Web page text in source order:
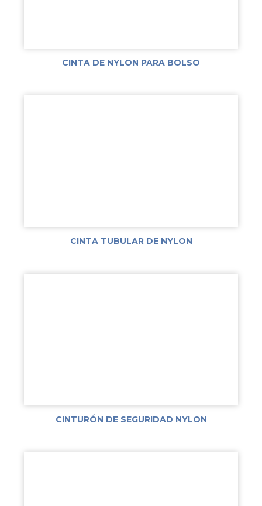
CINTA DE NYLON PARA BOLSO
CINTA TUBULAR DE NYLON
CINTURÓN DE SEGURIDAD NYLON